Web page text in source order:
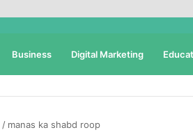
Business Digital Marketing
/ manas ka shabd roop